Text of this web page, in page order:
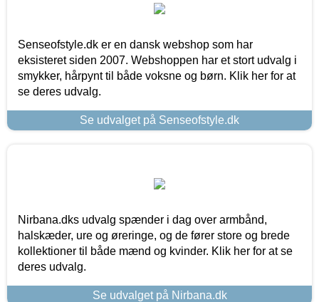
Senseofstyle.dk er en dansk webshop som har
eksisteret siden 2007. Webshoppen har et stort udvalg i
smykker, hårpynt til både voksne og børn. Klik her for at
se deres udvalg.
Se udvalget på Senseofstyle.dk
Nirbana.dks udvalg spænder i dag over armbånd,
halskæder, ure og øreringe, og de fører store og brede
kollektioner til både mænd og kvinder. Klik her for at se
deres udvalg.
Se udvalget på Nirbana.dk